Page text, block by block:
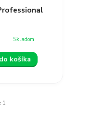
Skladom
košíka
1